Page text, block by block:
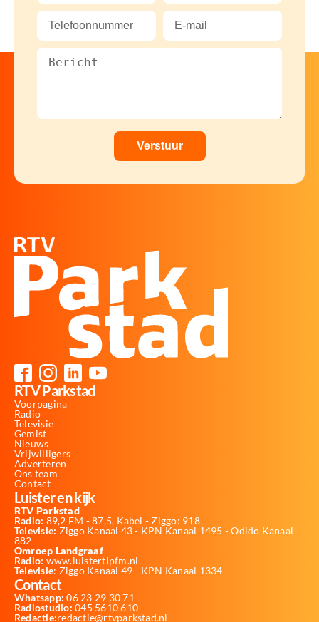
RTV Parkstad
Voorpagina
Radio
Televisie
Gemist
Nieuws
Vrijwilligers
Adverteren
Ons team
Contact
Luister en kijk
RTV Parkstad
Radio: 89,2 FM - 87,5, Kabel - Ziggo: 918
Televisie: Ziggo Kanaal 43 - KPN Kanaal 1495 - Odido Kanaal
882
Omroep Landgraaf
Radio: www.luistertipfm.nl
Televisie: Ziggo Kanaal 49 - KPN Kanaal 1334
Contact
Whatsapp: 06 23 29 30 71
Radiostudio: 045 5610 610
Redactie:redactie@rtvparkstad.nl